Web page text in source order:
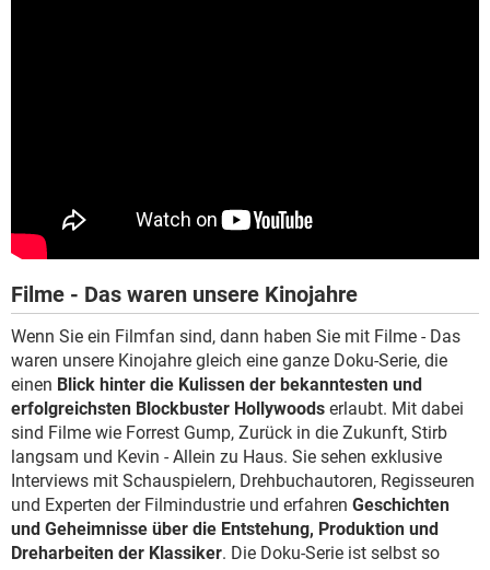
Filme - Das waren unsere Kinojahre
Wenn Sie ein Filmfan sind, dann haben Sie mit Filme - Das
waren unsere Kinojahre gleich eine ganze Doku-Serie, die
einen Blick hinter die Kulissen der bekanntesten und
erfolgreichsten Blockbuster Hollywoods erlaubt. Mit dabei
sind Filme wie Forrest Gump, Zurück in die Zukunft, Stirb
langsam und Kevin - Allein zu Haus. Sie sehen exklusive
Interviews mit Schauspielern, Drehbuchautoren, Regisseuren
und Experten der Filmindustrie und erfahren Geschichten
und Geheimnisse über die Entstehung, Produktion und
Dreharbeiten der Klassiker. Die Doku-Serie ist selbst so